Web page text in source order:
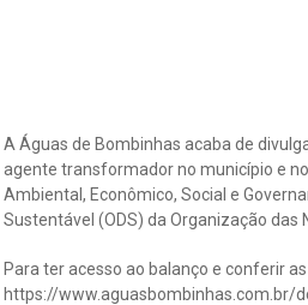
A Águas de Bombinhas acaba de
agente transformador no município e
Ambiental, Econômico, Social e
Sustentável (ODS) da Organização das
Para ter acesso ao balanço e conferir
https://www.aguasbombinhas.com.br/